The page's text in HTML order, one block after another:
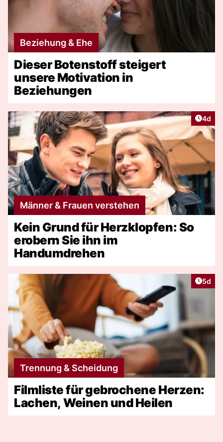
Beziehung & Ehe
Dieser Botenstoff steigert
unsere Motivation in
Beziehungen
4d
Männer & Frauen verstehen
Kein Grund für Herzklopfen: So
erobern Sie ihn im
Handumdrehen
5d
Trennung & Scheidung
Filmliste für gebrochene Herzen:
Lachen, Weinen und Heilen